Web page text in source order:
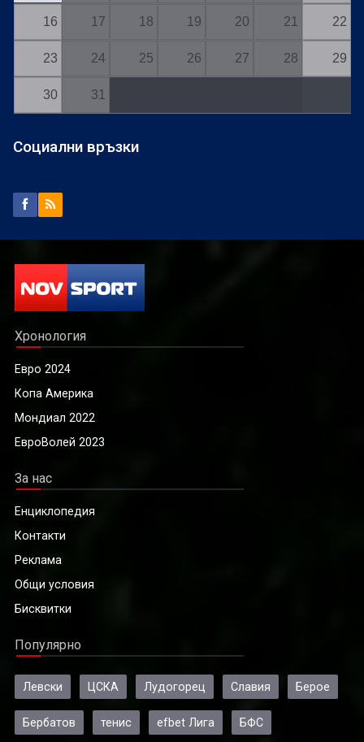
16 17 18 19 20 21 22
23 24 25 26 27 28 29
30 31
Социални връзки
Хронология
Евро 2024
Копа Америка
Мондиал 2022
ЕвроВолей 2023
За нас
Енциклопедия
Контакти
Реклама
Общи условия
Бисквитки
Популярно
Левски ЦСКА Лудогорец Славия Берое
Бербатов тенис efbet Лига БФС